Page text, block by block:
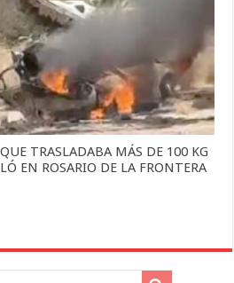
TRASLADABA MÁS DE 100 KG
EN ROSARIO DE LA FRONTERA